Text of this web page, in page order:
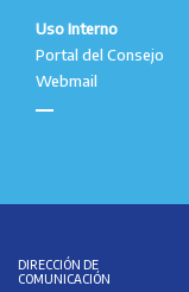
Uso Interno
Portal del Consejo
Webmail
DIRECCIÓN DE
COMUNICACIÓN